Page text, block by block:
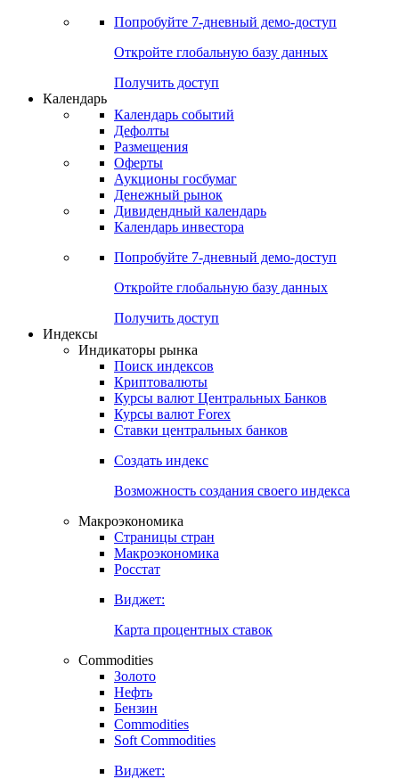
Попробуйте 7-дневный демо-доступ
Откройте глобальную базу данных
Получить доступ
Календарь
Календарь событий
Дефолты
Размещения
Оферты
Аукционы госбумаг
Денежный рынок
Дивидендный календарь
Календарь инвестора
Попробуйте 7-дневный демо-доступ
Откройте глобальную базу данных
Получить доступ
Индексы
Индикаторы рынка
Поиск индексов
Криптовалюты
Курсы валют Центральных Банков
Курсы валют Forex
Ставки центральных банков
Создать индекс
Возможность создания своего индекса
Макроэкономика
Страницы стран
Макроэкономика
Росстат
Виджет:
Карта процентных ставок
Commodities
Золото
Нефть
Бензин
Commodities
Soft Commodities
Виджет: